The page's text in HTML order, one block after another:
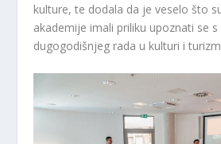
kulture, te dodala da je veselo što
akademije imali priliku upoznati se
dugogodišnjeg rada u kulturi i